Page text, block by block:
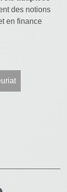
des notions
en finance